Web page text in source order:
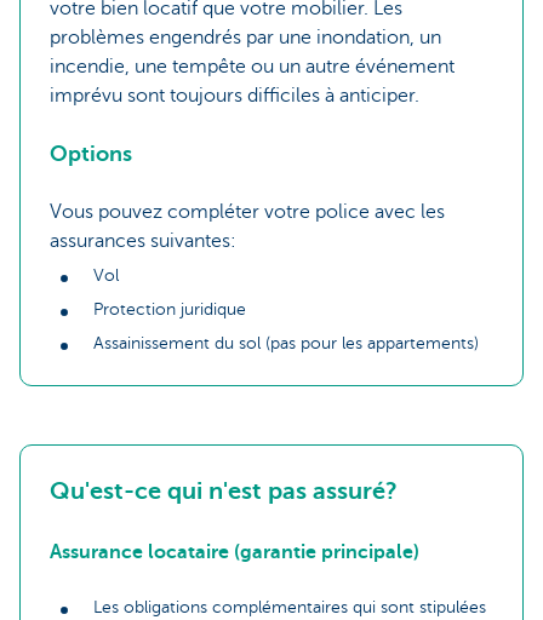
votre bien locatif que votre mobilier. Les
problèmes engendrés par une inondation, un
incendie, une tempête ou un autre événement
imprévu sont toujours difficiles à anticiper.
Options
Vous pouvez compléter votre police avec les
assurances suivantes:
Vol
Protection juridique
Assainissement du sol (pas pour les appartements)
Qu'est-ce qui n'est pas assuré?
Assurance locataire (garantie principale)
Les obligations complémentaires qui sont stipulées